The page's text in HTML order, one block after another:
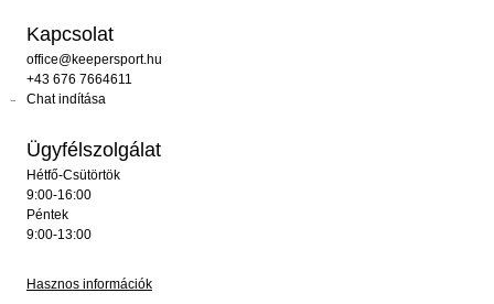
Kapcsolat
office@keepersport.hu
+43 676 7664611
Chat indítása
Ügyfélszolgálat
Hétfő-Csütörtök
9:00-16:00
Péntek
9:00-13:00
Hasznos információk